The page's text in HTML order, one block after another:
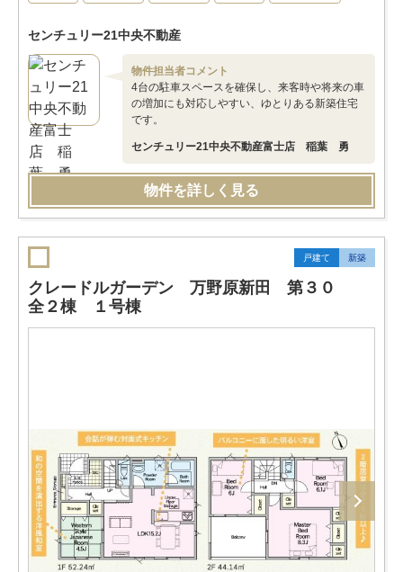
センチュリー21中央不動産
物件担当者コメント
4台の駐車スペースを確保し、来客時や将来の車
の増加にも対応しやすい、ゆとりある新築住宅
です。
センチュリー21中央不動産富士店 稲葉 勇
物件を詳しく見る
戸建て 新築
クレードルガーデン 万野原新田 第３０
全２棟 １号棟